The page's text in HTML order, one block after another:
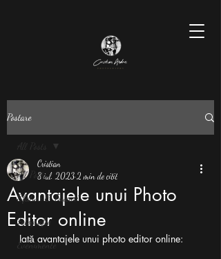
Postare
All Posts
Sfaturi & Trucuri
Fotografie
Evenimente
All Posts
Avantajele unui Photo
Editor online
Cristian
8 iul. 2023 2 min de citit
Iată avantajele unui photo editor online: